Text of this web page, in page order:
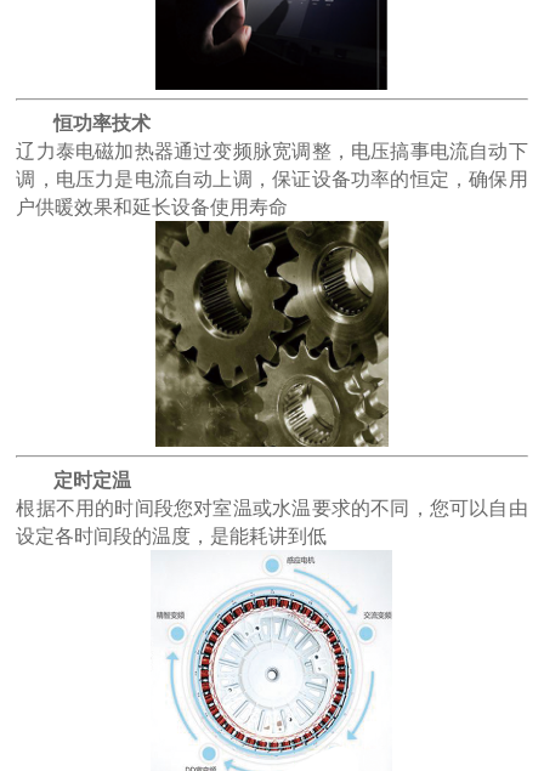
恒功率技术
辽力泰电磁加热器通过变频脉宽调整，电压搞事电流自动下
调，电压力是电流自动上调，保证设备功率的恒定，确保用
户供暖效果和延长设备使用寿命
定时定温
根据不用的时间段您对室温或水温要求的不同，您可以自由
设定各时间段的温度，是能耗讲到低